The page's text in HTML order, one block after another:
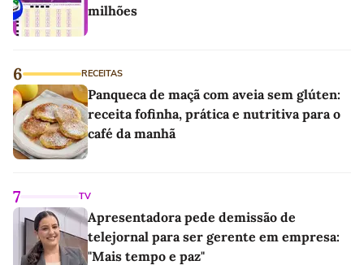
milhões
6 RECEITAS
Panqueca de maçã com aveia sem glúten:
receita fofinha, prática e nutritiva para o
café da manhã
7 TV
Apresentadora pede demissão de
telejornal para ser gerente em empresa:
"Mais tempo e paz"